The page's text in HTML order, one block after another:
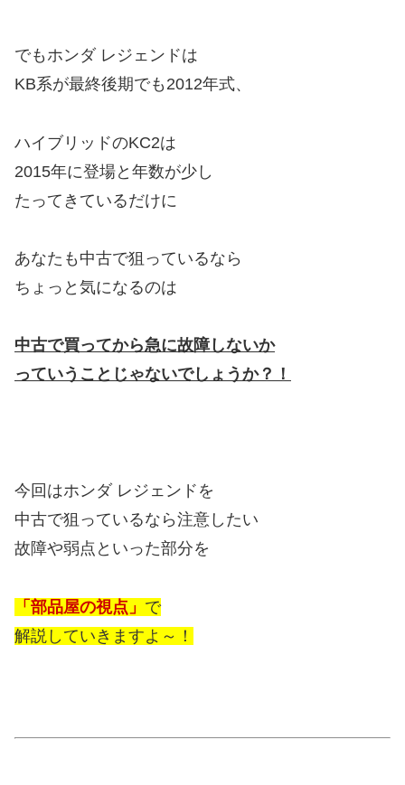
でもホンダ レジェンドは
KB系が最終後期でも2012年式、
ハイブリッドのKC2は
2015年に登場と年数が少し
たってきているだけに
あなたも中古で狙っているなら
ちょっと気になるのは
中古で買ってから急に故障しないか
っていうことじゃないでしょうか？！
今回はホンダ レジェンドを
中古で狙っているなら注意したい
故障や弱点といった部分を
「部品屋の視点」 で
解説していきますよ～！